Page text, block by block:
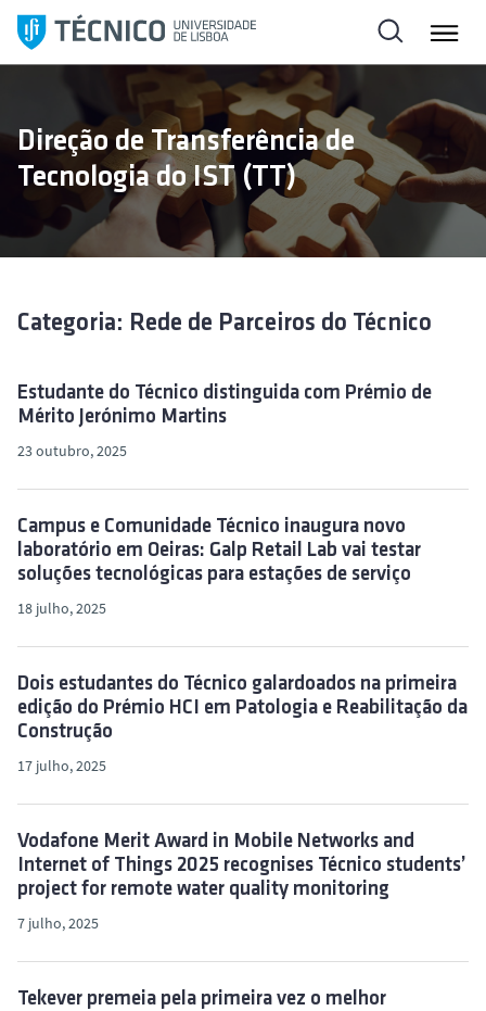
l
a
Direção de Transferência de
Tecnologia do IST (TT)
Categoria: Rede de Parceiros do Técnico
Estudante do Técnico distinguida com Prémio de
Mérito Jerónimo Martins
23 outubro, 2025
Campus e Comunidade Técnico inaugura novo
laboratório em Oeiras: Galp Retail Lab vai testar
soluções tecnológicas para estações de serviço
18 julho, 2025
Dois estudantes do Técnico galardoados na primeira
edição do Prémio HCI em Patologia e Reabilitação da
Construção
17 julho, 2025
Vodafone Merit Award in Mobile Networks and
Internet of Things 2025 recognises Técnico students’
project for remote water quality monitoring
7 julho, 2025
Tekever premeia pela primeira vez o melhor